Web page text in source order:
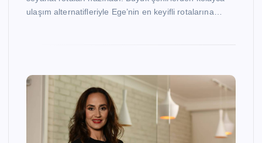
ulaşım alternatifleriyle Ege’nin en keyifli rotalarına…